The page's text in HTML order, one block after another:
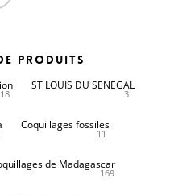
produits
18
ST LOUIS DU SENEGAL
3
Coquillages fossiles
11
de Madagascar
169